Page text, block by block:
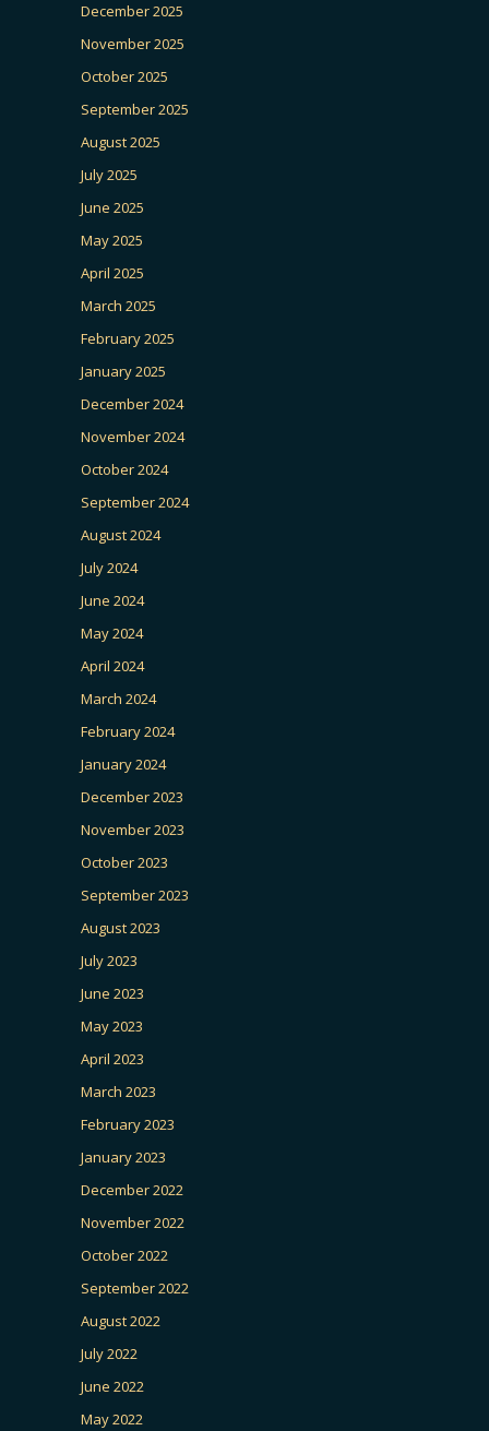
December 2025
November 2025
October 2025
September 2025
August 2025
July 2025
June 2025
May 2025
April 2025
March 2025
February 2025
January 2025
December 2024
November 2024
October 2024
September 2024
August 2024
July 2024
June 2024
May 2024
April 2024
March 2024
February 2024
January 2024
December 2023
November 2023
October 2023
September 2023
August 2023
July 2023
June 2023
May 2023
April 2023
March 2023
February 2023
January 2023
December 2022
November 2022
October 2022
September 2022
August 2022
July 2022
June 2022
May 2022